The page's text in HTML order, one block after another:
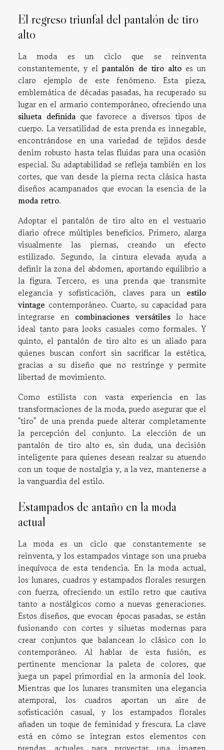
El regreso triunfal del pantalón de tiro
alto
La moda es un ciclo que se reinventa
constantemente, y elpantalón de tiro altoes un
claro ejemplo de este fenómeno. Esta pieza,
emblemática de décadas pasadas, ha recuperado su
lugar en el armario contemporáneo, ofreciendo una
silueta definidaque favorece a diversos tipos de
cuerpo. La versatilidad de esta prenda es innegable,
encontrándose en una variedad de tejidos desde
denim robusto hasta telas fluidas para una ocasión
especial. Su adaptabilidad se refleja también en los
cortes, que van desde la pierna recta clásica hasta
diseños acampanados que evocan la esencia de la
moda retro.
Adoptar el pantalón de tiro alto en el vestuario
diario ofrece múltiples beneficios. Primero, alarga
visualmente las piernas, creando un efecto
estilizado. Segundo, la cintura elevada ayuda a
definir la zona del abdomen, aportando equilibrio a
la figura. Tercero, es una prenda que transmite
elegancia y sofisticación, claves para un estilo
vintage contemporáneo. Cuarto, su capacidad para
integrarse en combinaciones versátileslo hace
ideal tanto para looks casuales como formales. Y
quinto, el pantalón de tiro alto es un aliado para
quienes buscan confort sin sacrificar la estética,
gracias a su diseño que no restringe y permite
libertad de movimiento.
Como estilista con vasta experiencia en las
transformaciones de la moda, puedo asegurar que el
"tiro" de una prenda puede alterar completamente
la percepción del conjunto. La elección de un
pantalón de tiro alto es, sin duda, una decisión
inteligente para quienes desean realzar su atuendo
con un toque de nostalgia y, a la vez, mantenerse a
la vanguardia del estilo.
Estampados de antaño en la moda
actual
La moda es un ciclo que constantemente se
reinventa, y los estampados vintage son una prueba
inequívoca de esta tendencia. En la moda actual,
los lunares, cuadros y estampados florales resurgen
con fuerza, ofreciendo un estilo retro que cautiva
tanto a nostálgicos como a nuevas generaciones.
Estos diseños, que evocan épocas pasadas, se están
fusionando con cortes y siluetas modernas para
crear conjuntos que balancean lo clásico con lo
contemporáneo. Al hablar de esta fusión, es
pertinente mencionar la paleta de colores, que
juega un papel primordial en la armonía del look.
Mientras que los lunares transmiten una elegancia
atemporal, los cuadros aportan un aire de
sofisticación casual, y los estampados florales
añaden un toque de feminidad y frescura. La clave
está en cómo se integran estos elementos con